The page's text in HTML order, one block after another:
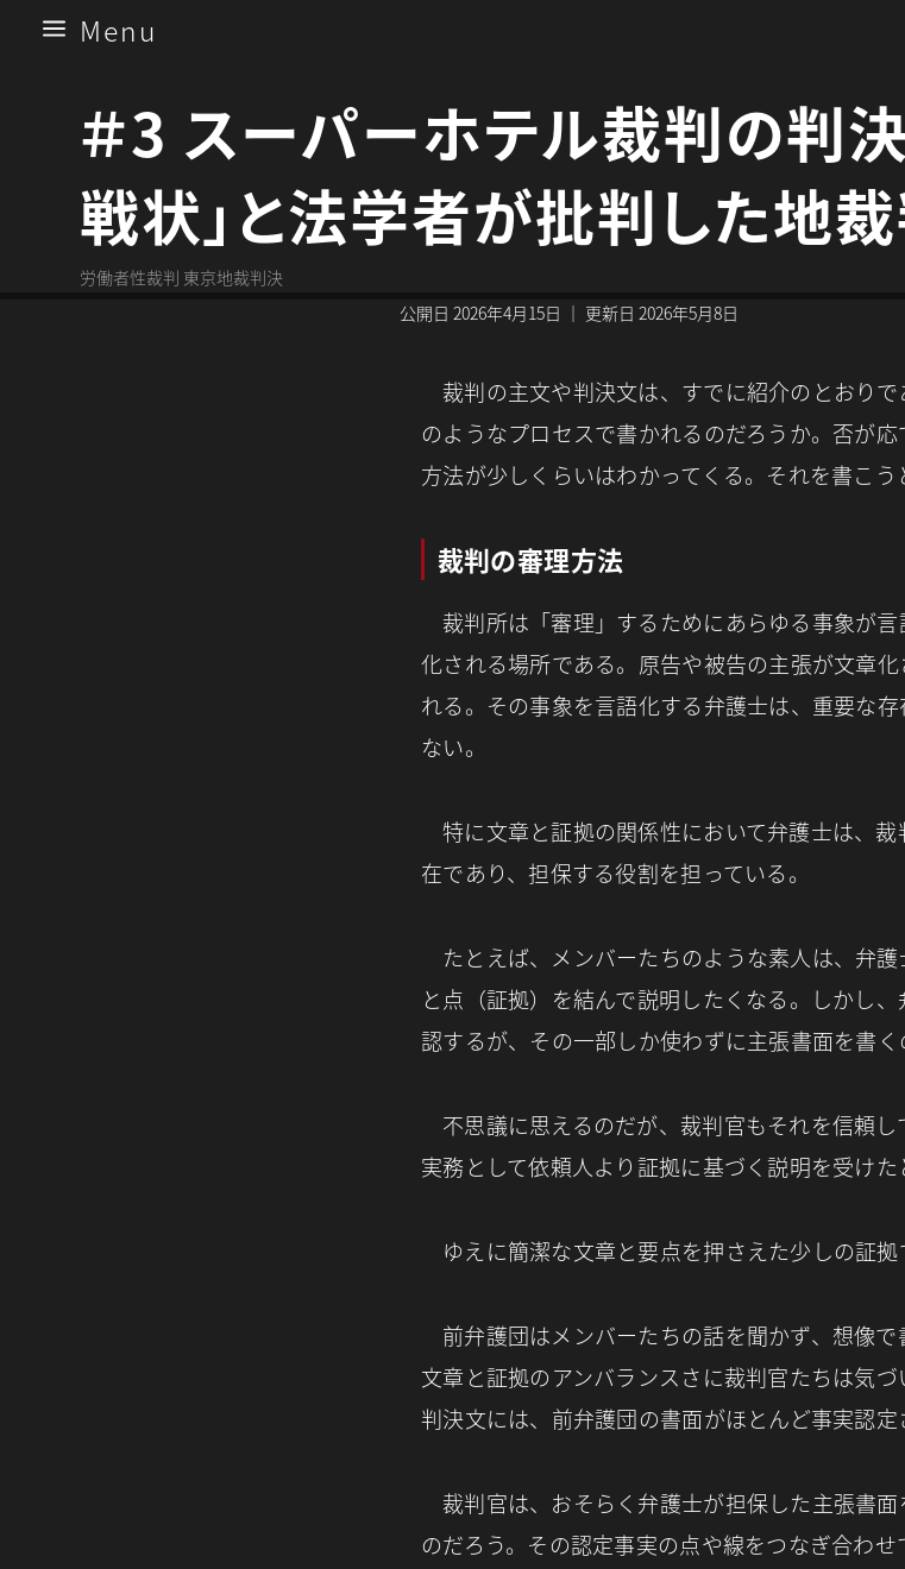
a Menu
＃3 スーパーホテル裁判の判
戦状」と法学者が批判した地
労働者性裁判 東京地裁判決
公開日 2026年4月15日 ｜ 更新日 2026年5月8日
裁判の主文や判決文は、すでに紹介のとおり
のようなプロセスで書かれるのだろうか。否が
方法が少しくらいはわかってくる。それを書こう
裁判の審理方法
裁判所は「審理」するためにあらゆる事象が
化される場所である。原告や被告の主張が文章
れる。その事象を言語化する弁護士は、重要な
ない。
特に文章と証拠の関係性において弁護士は、
在であり、担保する役割を担っている。
たとえば、メンバーたちのような素人は、弁護
と点（証拠）を結んで説明したくなる。しかし
認するが、その一部しか使わずに主張書面を書く
不思議に思えるのだが、裁判官もそれを信頼
実務として依頼人より証拠に基づく説明を受けた
ゆえに簡潔な文章と要点を押さえた少しの証拠
前弁護団はメンバーたちの話を聞かず、想像で
文章と証拠のアンバランスさに裁判官たちは気
判決文には、前弁護団の書面がほとんど事実認定
裁判官は、おそらく弁護士が担保した主張書
のだろう。その認定事実の点や線をつなぎ合わ